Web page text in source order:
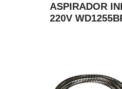
ASPIRADOR
220V